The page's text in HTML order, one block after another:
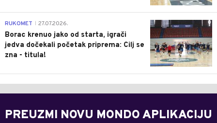
0
RUKOMET 27.07.2026.
Borac krenuo jako od starta, igrači
jedva dočekali početak priprema: Cilj se
zna - titula!
PREUZMI NOVU MONDO APLIKACIJU